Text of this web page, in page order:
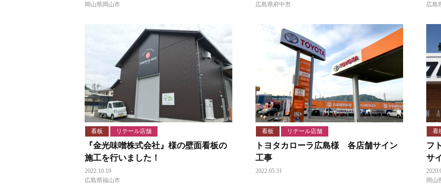
岡山県岡山市
広島県府中市
広島
看板 リテール店舗
『金光味噌株式会社』様の壁面看板の
施工を行いました！
2022.10.19
広島県福山市
看板 リテール店舗
トヨタカローラ広島様 各店舗サイン
工事
2022.05.31
看
フ
サ
岡山